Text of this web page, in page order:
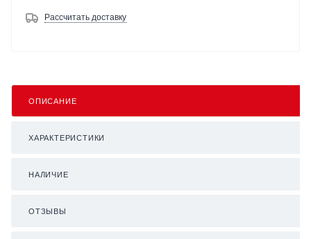
Рассчитать доставку
ОПИСАНИЕ
ХАРАКТЕРИСТИКИ
НАЛИЧИЕ
ОТЗЫВЫ